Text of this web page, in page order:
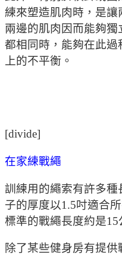
練來塑造肌肉時，是
兩邊的肌肉因而能夠
都相同時，能夠在此
上的不平衡。
[divide]
在家練戰繩
訓練用的繩索有許多
子的厚度以1.5吋適合
標準的戰繩長度約是15
除了某些健身房有提供